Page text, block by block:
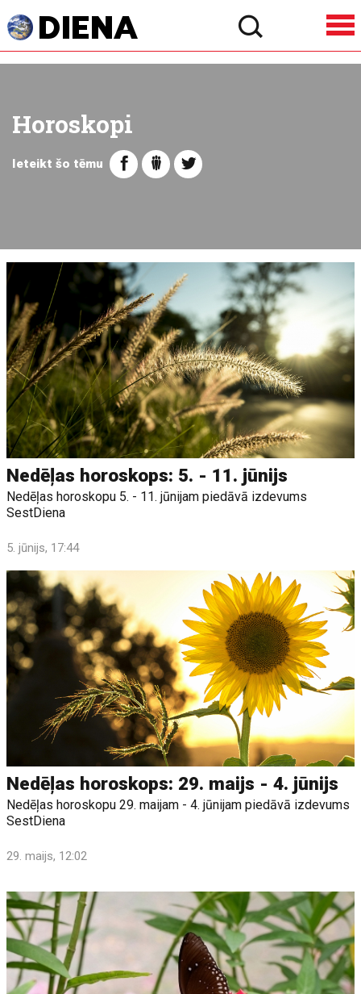
Horoskopi
Ieteikt šo tēmu
Nedēļas horoskops: 5. - 11. jūnijs
Nedēļas horoskopu 5. - 11. jūnijam piedāvā izdevums
SestDiena
5. jūnijs, 17:44
Nedēļas horoskops: 29. maijs - 4. jūnijs
Nedēļas horoskopu 29. maijam - 4. jūnijam piedāvā izdevums
SestDiena
29. maijs, 12:02